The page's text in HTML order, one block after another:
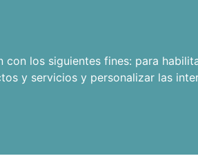
los siguientes fines: para
y servicios y personalizar las